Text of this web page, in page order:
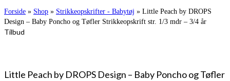
Forside » Shop » Strikkeopskrifter - Babytøj » Little Peach by DROPS
Design – Baby Poncho og Tøfler Strikkeopskrift str. 1/3 mdr – 3/4 år
Tilbud
Little Peach by DROPS Design – Baby Poncho og Tøfler